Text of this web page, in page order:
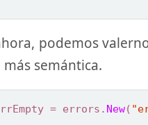
podemos
semántica.
= errors . New(